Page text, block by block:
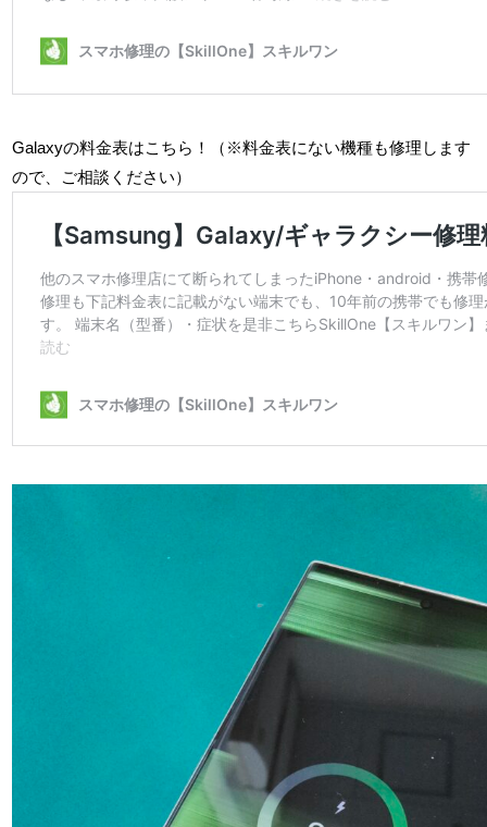
Galaxyの料金表はこちら！（※料金表にない機種も修理します
ので、ご相談ください）